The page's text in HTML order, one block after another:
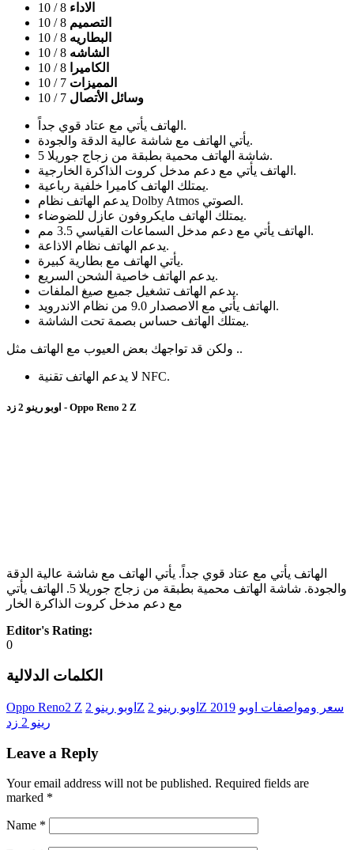
الاداء 8
/ 10
التصميم 8
/ 10
البطاريه 8
/ 10
الشاشه 8
/ 10
الكاميرا
8
/ 10
المميزات 7
/ 10
وسائل الأتصال 7
/ 10
الهاتف يأتي مع عتاد قوي جداً.
يأتي الهاتف مع شاشة عالية الدقة والجودة.
شاشة الهاتف محمية بطبقة من زجاج جوريلا 5.
الهاتف يأتي مع دعم مدخل كروت الذاكرة الخارجية.
يمتلك الهاتف كاميرا خلفية رباعية.
يدعم الهاتف نظام Dolby Atmos الصوتي.
يمتلك الهاتف مايكروفون عازل للضوضاء.
الهاتف يأتي مع دعم مدخل السماعات القياسي 3.5 مم.
يدعم الهاتف نظام الاذاعة.
يأتي الهاتف مع بطارية كبيرة.
يدعم الهاتف خاصية الشحن السريع.
يدعم الهاتف تشغيل جميع صيغ الملفات.
الهاتف يأتي مع الاصصدار 9.0 من نظام الاندرويد.
يمتلك الهاتف حساس بصمة تحت الشاشة.
ولكن قد تواجهك بعض العيوب مع الهاتف مثل ..
لا يدعم الهاتف تقنية NFC.
اوبو رينو 2 زد - Oppo Reno 2 Z
الهاتف يأتي مع عتاد قوي جداً. يأتي الهاتف مع شاشة عالية الدقة
والجودة. شاشة الهاتف محمية بطبقة من زجاج جوريلا 5. الهاتف يأتي
مع دعم مدخل كروت الذاكرة الخار
Editor's Rating:
0
الكلمات الدلالية
Oppo Reno2 Z اوبو رينو 2Z اوبو رينو 2Z 2019 سعر ومواصفات اوبو
رينو 2 زد
Leave a Reply
Your email address will not be published. Required fields are
marked *
Name *